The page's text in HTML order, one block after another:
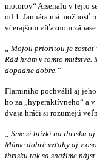
motorov“ Arsenalu v tejto
od 1. Januára má možnosť
včerajšom víťaznom
„ Mojou prioritou je
Rád hrám v tomto
dopadne dobre.“
Flaminiho pochválil aj jeho
ho za „hyperaktívneho“ a
dvaja hráči si rozumejú
„ Sme si blízki na ihrisku
Máme dobré vzťahy aj v
ihrisku tak sa snažíme